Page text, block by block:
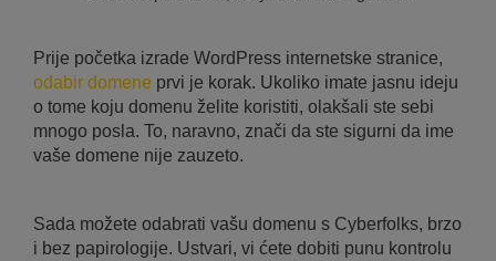
Prije početka izrade WordPress internetske stranice,
odabir domene prvi je korak. Ukoliko imate jasnu ideju
o tome koju domenu želite koristiti, olakšali ste sebi
mnogo posla. To, naravno, znači da ste sigurni da ime
vaše domene nije zauzeto.
Sada možete odabrati vašu domenu s Cyberfolks, brzo
i bez papirologije. Ustvari, vi ćete dobiti punu kontrolu